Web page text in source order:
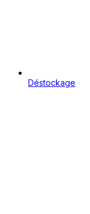
Déstockage